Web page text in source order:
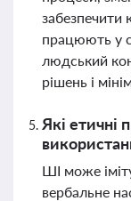
забезпечити
працюють у
людський
рішень і
Які етичні
ШІ може
вербальне